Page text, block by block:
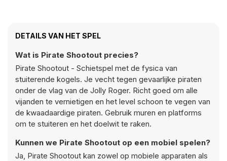
DETAILS VAN HET SPEL
Wat is Pirate Shootout precies?
Pirate Shootout - Schietspel met de fysica van
stuiterende kogels. Je vecht tegen gevaarlijke piraten
onder de vlag van de Jolly Roger. Richt goed om alle
vijanden te vernietigen en het level schoon te vegen van
de kwaadaardige piraten. Gebruik muren en platforms
om te stuiteren en het doelwit te raken.
Kunnen we Pirate Shootout op een mobiel spelen?
Ja, Pirate Shootout kan zowel op mobiele apparaten als